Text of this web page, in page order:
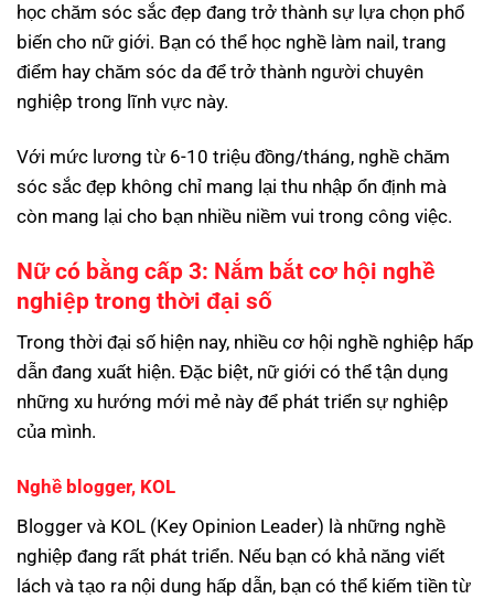
học chăm sóc sắc đẹp đang trở thành sự lựa chọn phổ
biến cho nữ giới. Bạn có thể học nghề làm nail, trang
điểm hay chăm sóc da để trở thành người chuyên
nghiệp trong lĩnh vực này.
Với mức lương từ 6-10 triệu đồng/tháng, nghề chăm
sóc sắc đẹp không chỉ mang lại thu nhập ổn định mà
còn mang lại cho bạn nhiều niềm vui trong công việc.
Nữ có bằng cấp 3: Nắm bắt cơ hội nghề
nghiệp trong thời đại số
Trong thời đại số hiện nay, nhiều cơ hội nghề nghiệp hấp
dẫn đang xuất hiện. Đặc biệt, nữ giới có thể tận dụng
những xu hướng mới mẻ này để phát triển sự nghiệp
của mình.
Nghề blogger, KOL
Blogger và KOL (Key Opinion Leader) là những nghề
nghiệp đang rất phát triển. Nếu bạn có khả năng viết
lách và tạo ra nội dung hấp dẫn, bạn có thể kiếm tiền từ